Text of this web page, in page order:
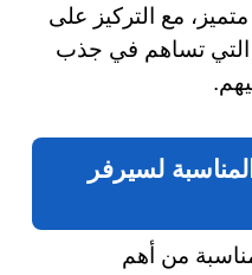
متميز، مع التركيز على
التي تساهم في جذب
المناسبة لسيرفر
من أهم